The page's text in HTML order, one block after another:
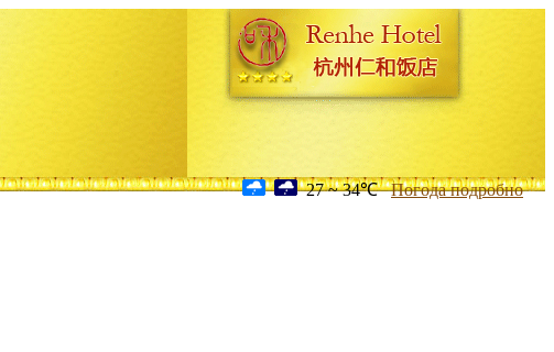
27 ~ 34℃ Погода подробно